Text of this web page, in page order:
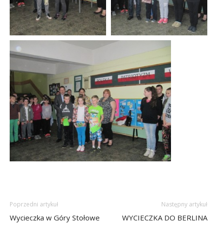
Poprzedni artykuł
Wycieczka w Góry Stołowe
Następny artykuł
WYCIECZKA DO BERLINA